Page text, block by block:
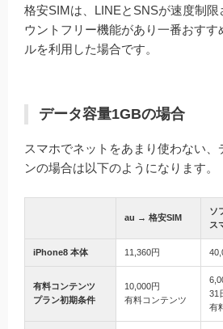
格安SIMは、LINEとSNSが速度制限
ウントフリー機能があり一番おすす
ルを利用した場合です。
データ容量1GBの場合
スマホでネットをあまり使わない、
ンの場合は以下のようになります。
au → 格安SIM
ソ
ス
iPhone8 本体 11,360円
有料コンテンツ
プラン初期条件
10,000円
有料コンテンツ
31
有